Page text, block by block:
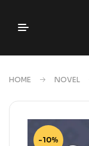
HOME NOVEL
-10%